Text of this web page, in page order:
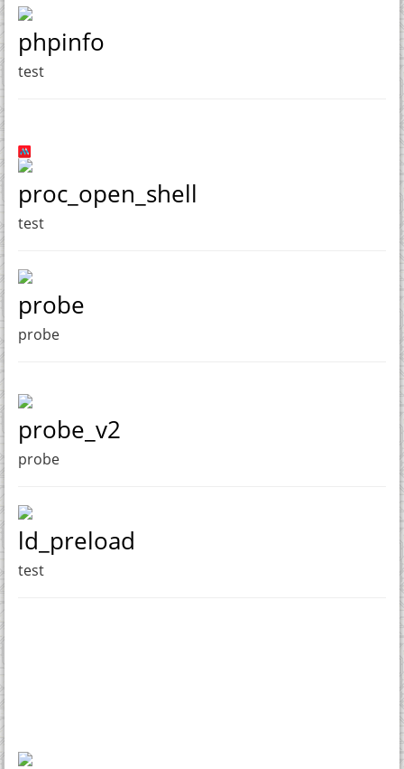
phpinfo
test
proc_open_shell
test
probe
probe
probe_v2
probe
ld_preload
test